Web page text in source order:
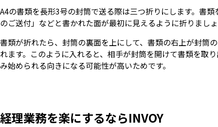
A4の書類を長形3号の封筒で送る際は三つ折りにします。書
のご送付」などと書かれた面が最初に見えるように折りまし
書類が折れたら、封筒の裏面を上にして、書類の右上が封筒
れます。このように入れると、相手が封筒を開けて書類を取
み始められる向きになる可能性が高いためです。
経理業務を楽にするならINVOY